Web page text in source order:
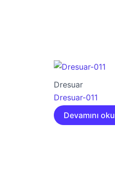
Dresuar
Dresuar-011
Devamını oku